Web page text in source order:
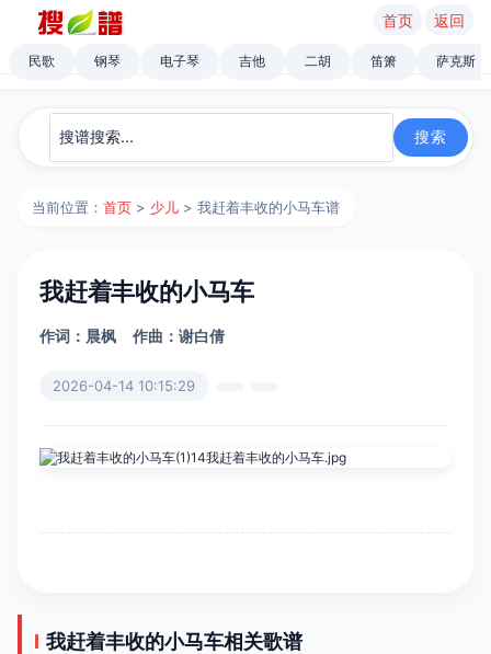
首页 返回
民歌 钢琴 电子琴 吉他 二胡 笛箫 萨克斯
当前位置：首页 > 少儿 > 我赶着丰收的小马车谱
我赶着丰收的小马车
作词：晨枫 作曲：谢白倩
2026-04-14 10:15:29
我赶着丰收的小马车相关歌谱